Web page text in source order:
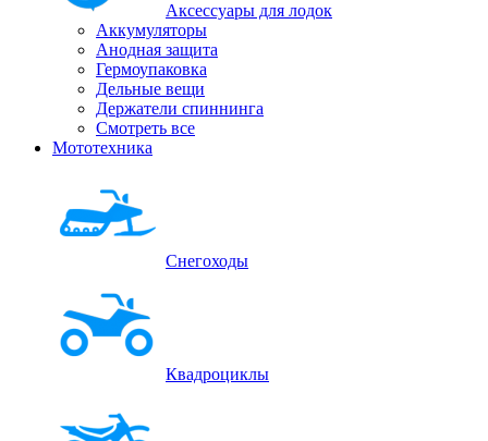
Аксессуары для лодок
Аккумуляторы
Анодная защита
Гермоупаковка
Дельные вещи
Держатели спиннинга
Смотреть все
Мототехника
Снегоходы
Квадроциклы